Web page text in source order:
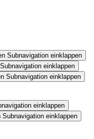
Subnavigation einklappen
Subnavigation einklappen
Subnavigation einklappen
einklappen
Subnavigation einklappen